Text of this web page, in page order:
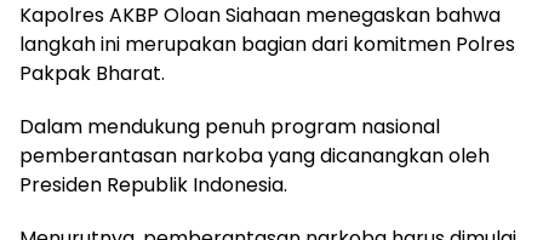
Kapolres AKBP Oloan Siahaan menegaskan bahwa
langkah ini merupakan bagian dari komitmen Polres
Pakpak Bharat.
Dalam mendukung penuh program nasional
pemberantasan narkoba yang dicanangkan oleh
Presiden Republik Indonesia.